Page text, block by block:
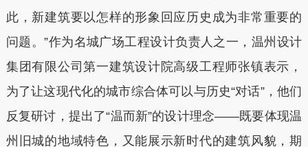
此，新建筑要以怎样的形象回应历史成为非常重要的
问题。”作为名城广场工程设计负责人之一，温州设计
集团有限公司第一建筑设计院高级工程师张镇表示，
为了让这现代化的城市综合体可以与历史“对话”，他们
反复研讨，提出了“温而新”的设计理念——既要体现温
州旧城的地域特色，又能展示新时代的建筑风貌，期